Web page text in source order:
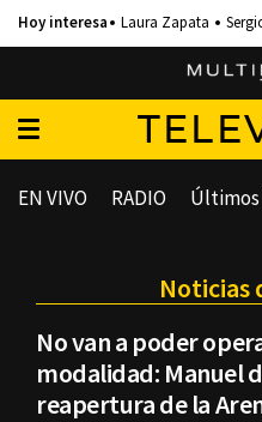
Laura Zapata
EN VIVO RADIO Últimos
Noticias
No van a poder
modalidad: Manuel
reapertura de la